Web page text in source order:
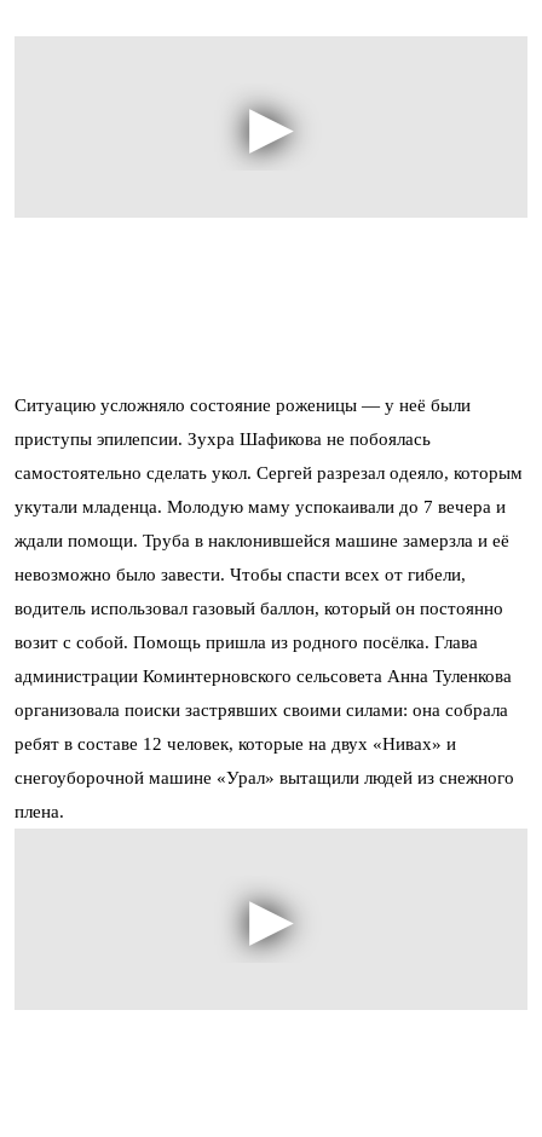
Ситуацию усложняло состояние роженицы — у неё были
приступы эпилепсии. Зухра Шафикова не побоялась
самостоятельно сделать укол. Сергей разрезал одеяло, которым
укутали младенца. Молодую маму успокаивали до 7 вечера и
ждали помощи. Труба в наклонившейся машине замерзла и её
невозможно было завести. Чтобы спасти всех от гибели,
водитель использовал газовый баллон, который он постоянно
возит с собой. Помощь пришла из родного посёлка. Глава
администрации Коминтерновского сельсовета Анна Туленкова
организовала поиски застрявших своими силами: она собрала
ребят в составе 12 человек, которые на двух «Нивах» и
снегоуборочной машине «Урал» вытащили людей из снежного
плена.